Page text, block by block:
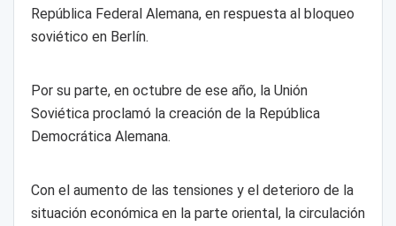
República Federal Alemana, en respuesta al bloqueo
soviético en Berlín.
Por su parte, en octubre de ese año, la Unión
Soviética proclamó la creación de la República
Democrática Alemana.
Con el aumento de las tensiones y el deterioro de la
situación económica en la parte oriental, la circulación